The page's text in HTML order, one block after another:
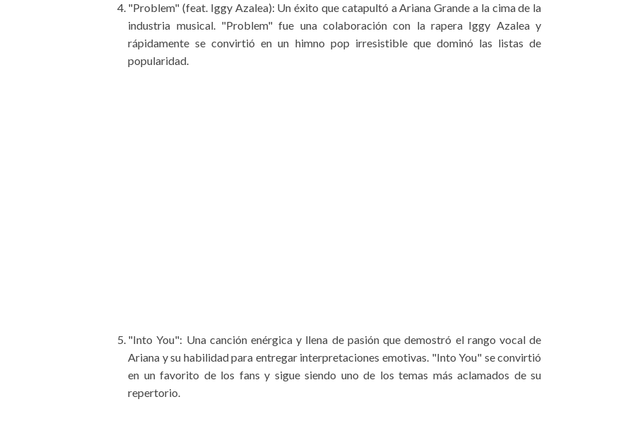
"Problem" (feat. Iggy Azalea): Un éxito que catapultó a Ariana Grande a la cima de la
industria musical. "Problem" fue una colaboración con la rapera Iggy Azalea y
rápidamente se convirtió en un himno pop irresistible que dominó las listas de
popularidad.
"Into You": Una canción enérgica y llena de pasión que demostró el rango vocal de
Ariana y su habilidad para entregar interpretaciones emotivas. "Into You" se convirtió
en un favorito de los fans y sigue siendo uno de los temas más aclamados de su
repertorio.